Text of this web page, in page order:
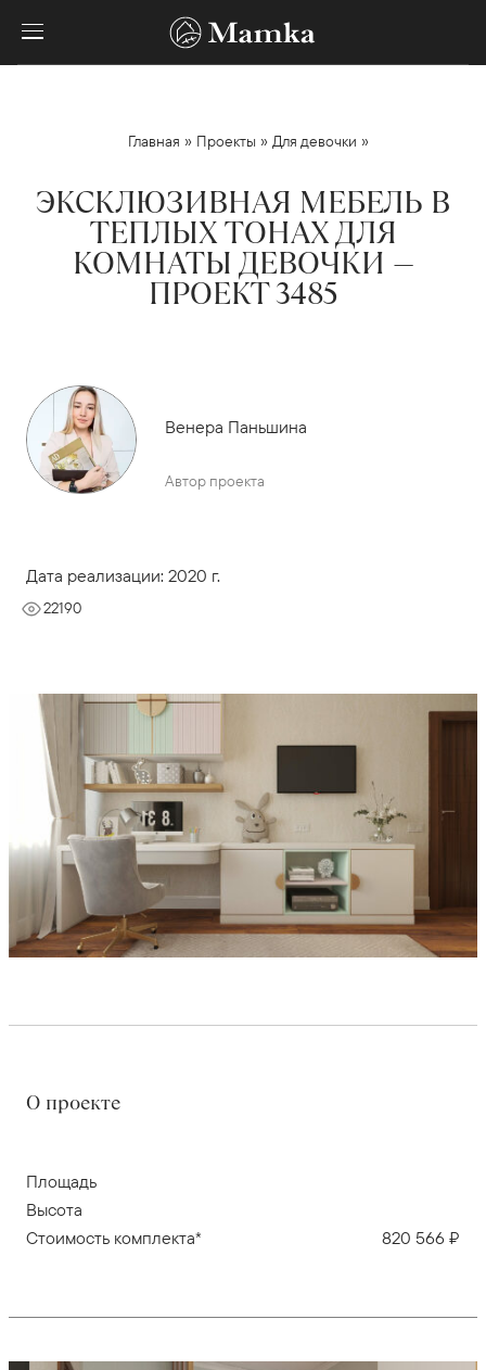
Главная » Проекты » Для девочки »
ЭКСКЛЮЗИВНАЯ МЕБЕЛЬ В
ТЕПЛЫХ ТОНАХ ДЛЯ
КОМНАТЫ ДЕВОЧКИ —
ПРОЕКТ 3485
Венера Паньшина
Автор проекта
Дата реализации: 2020 г.
22190
О проекте
Площадь
Высота
Стоимость комплекта*
820 566 ₽